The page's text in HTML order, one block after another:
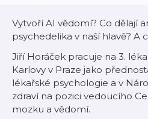
Vytvoří AI vědomí? Co dělají
psychedelika v naší hlavě? A
Jiří Horáček pracuje na 3.
Karlovy v Praze jako
lékařské psychologie a v
zdraví na pozici vedoucího
mozku a vědomí.